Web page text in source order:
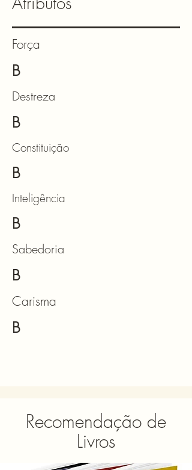
Força
B
Destreza
B
Constituição
B
Inteligência
B
Sabedoria
B
Carisma
B
Recomendação de
Livros